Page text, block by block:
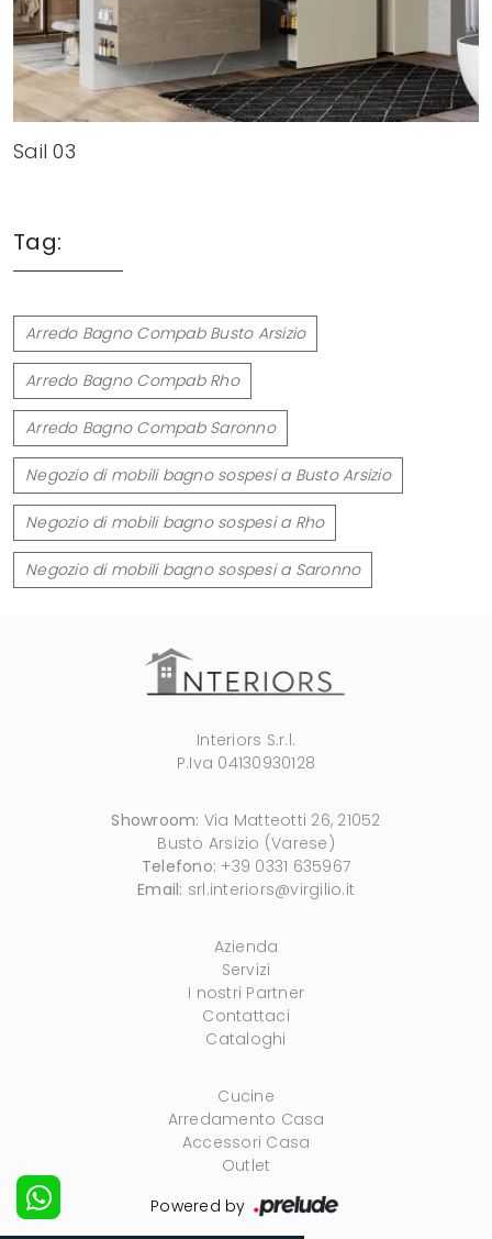
Sail 03
Tag:
Arredo Bagno Compab Busto Arsizio
Arredo Bagno Compab Rho
Arredo Bagno Compab Saronno
Negozio di mobili bagno sospesi a Busto Arsizio
Negozio di mobili bagno sospesi a Rho
Negozio di mobili bagno sospesi a Saronno
Interiors S.r.l.
P.Iva 04130930128
Showroom: Via Matteotti 26, 21052
Busto Arsizio (Varese)
Telefono: +39 0331 635967
Email: srl.interiors@virgilio.it
Azienda
Servizi
I nostri Partner
Contattaci
Cataloghi
Cucine
Arredamento Casa
Accessori Casa
Outlet
Powered by